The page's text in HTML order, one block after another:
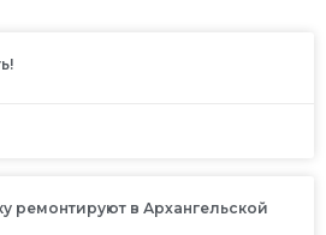
ремонтируют в Архангельской